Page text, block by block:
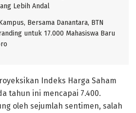
Lebih Andal
Bersama Danantara, BTN
untuk 17.000 Mahasiswa Baru
Indeks Harga Saham
tahun ini mencapai 7.400.
oleh sejumlah sentimen, salah